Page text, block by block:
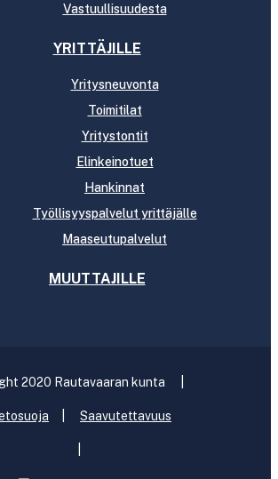
Vastuullisuudesta
YRITTÄJILLE
Yritysneuvonta
Toimitilat
Yritystontit
Elinkeinotuet
Hankinnat
Työllisyyspalvelut yrittäjälle
Maaseutupalvelut
MUUTTAJILLE
2020 Rautavaaran kunta
Saavutettavuus